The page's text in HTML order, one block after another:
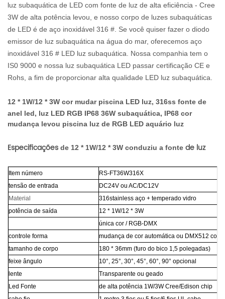
luz subaquática de LED com fonte de luz de alta eficiência - Cree
3W de alta potência levou, e nosso corpo de luzes subaquáticas
de LED é de aço inoxidável 316 #. Se você quiser fazer o diodo
emissor de luz subaquática na água do mar, oferecemos aço
inoxidável 316 # LED luz subaquática. Nossa companhia tem o
IS0 9000 e nossa luz subaquática LED passar certificação CE e
Rohs, a fim de proporcionar alta qualidade LED luz subaquática.
12 * 1W/12 * 3W cor mudar piscina LED luz, 316ss fonte de
anel led, luz LED RGB IP68 36W subaquática, IP68 cor
mudança levou piscina luz de RGB LED aquário luz
Especificações de 12 * 1W/12 * 3W conduziu a fonte de luz
Item número
RS-FT36W316X
tensão de entrada
DC24V ou AC/DC12V
Material
316stainless aço + temperado vidro
potência de saída
12 * 1W/12 * 3W
única cor / RGB-DMX
controle forma
mudança de cor automática ou DMX512
tamanho de corpo
180 * 36mm (furo do bico 1,5 polegadas)
feixe ângulo
10°, 25°, 30°, 45°, 60°, 90° opcional
lente
Transparente ou geado
Led Fonte
de alta potência 1W/3W Cree/Edison chip